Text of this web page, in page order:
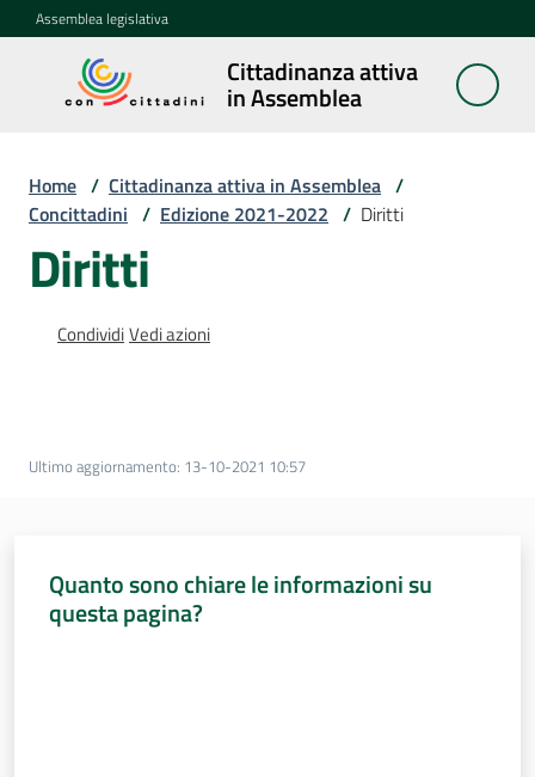
Vai al contenuto
Vai alla navigazione
Vai al footer
Assemblea legislativa
Cittadinanza attiva
in Assemblea
Cittadinanza
attiva in
Concittadini
Menu selezionato
aperte
Mostre
sulla
memoria
Home / Cittadinanza attiva in Assemblea /
Concittadini / Edizione 2021-2022 / Diritti
Diritti
CondividiVedi azioni
Ultimo aggiornamento: 13-10-2021 10:57
Quanto sono chiare le informazioni su
questa pagina?